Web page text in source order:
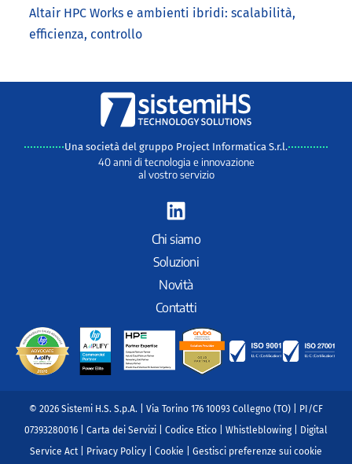
Altair HPC Works e ambienti ibridi: scalabilità,
efficienza, controllo
Una società del gruppo Project Informatica S.r.l.
40 anni di tecnologia e innovazione
al vostro servizio
i
n
k
e
d
i
n
Chi siamo
Soluzioni
Novità
Contatti
© 2026 Sistemi H.S. S.p.A. | Via Torino 176 10093 Collegno (TO) | PI/CF
07393280016 | Carta dei Servizi Codice Etico Whistleblowing
Digital
Service Act
Privacy Policy Cookie Gestisci preferenze sui cookie